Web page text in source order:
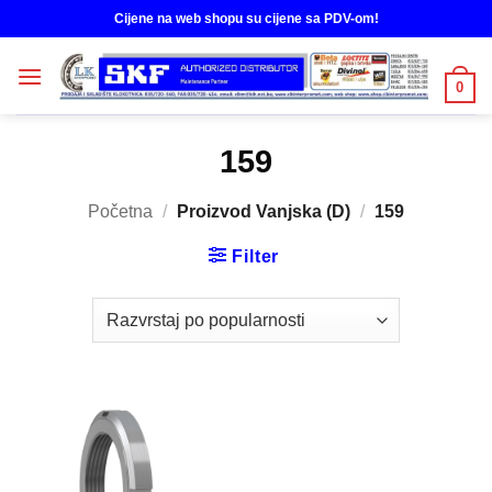
to
content
Cijene na web shopu su cijene sa PDV-om!
0
159
Početna / Proizvod Vanjska (D) / 159
Filter